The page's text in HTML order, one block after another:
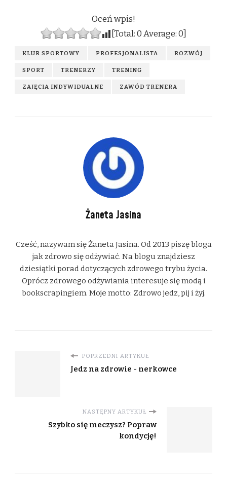
Oceń wpis!
[Total:0Average:0]
KLUB SPORTOWY PROFESJONALISTA ROZWÓJ
SPORT TRENERZY TRENING
ZAJĘCIA INDYWIDUALNE ZAWÓD TRENERA
Żaneta Jasina
Cześć, nazywam się Żaneta Jasina. Od 2013 piszę bloga
jak zdrowo się odżywiać. Na blogu znajdziesz
dziesiątki porad dotyczących zdrowego trybu życia.
Oprócz zdrowego odżywiania interesuje się modą i
bookscrapingiem. Moje motto: Zdrowo jedz, pij i żyj.
POPRZEDNI ARTYKUŁ
Jedz na zdrowie - nerkowce
NASTĘPNY ARTYKUŁ
Szybko się meczysz? Popraw
kondycję!